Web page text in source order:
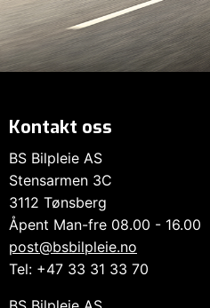
Kontakt oss
BS Bilpleie AS
Stensarmen 3C
3112 Tønsberg
Åpent Man-fre 08.00 - 16.00
post@bsbilpleie.no
Tel: +47 33 31 33 70